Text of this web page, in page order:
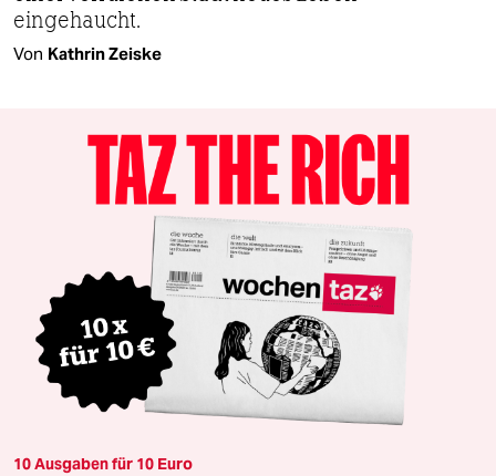
eingehaucht.
Von Kathrin Zeiske
10 Ausgaben für 10 Euro